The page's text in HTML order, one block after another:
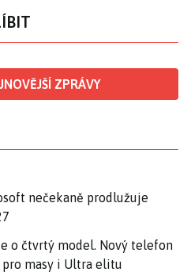
ZPRÁVY
nečekaně prodlužuje
o čtvrtý model. Nový telefon
masy i Ultra elitu